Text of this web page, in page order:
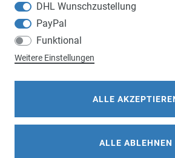
DHL Wunschzustellung
PayPal
Funktional
Weitere Einstellungen
ALLE
ALLE ABLEHNEN
VERSANDARTEN
IHRE VORTEILE BEI UNS